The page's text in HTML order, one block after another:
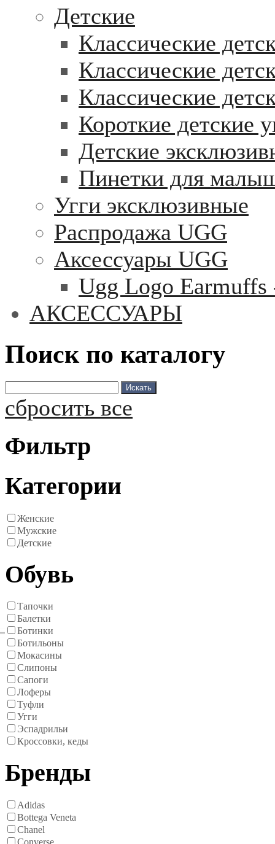
Детские
Классические
Классические
Классические
Короткие детские
Детские
Пинетки для
Угги эксклюзивные
Распродажа UGG
Аксессуары UGG
Ugg Logo
АКСЕССУАРЫ
Поиск по каталогу
сбросить все
Фильтр
Категории
Женские
Мужские
Детские
Обувь
Тапочки
Балетки
Ботинки
Ботильоны
Мокасины
Слипоны
Сапоги
Лоферы
Туфли
Угги
Эспадрильи
Кроссовки, кеды
Бренды
Adidas
Bottega Veneta
Chanel
Converse